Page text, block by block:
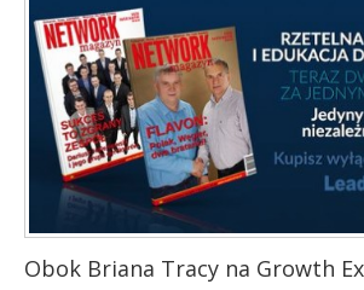
Obok Briana Tracy na Growth